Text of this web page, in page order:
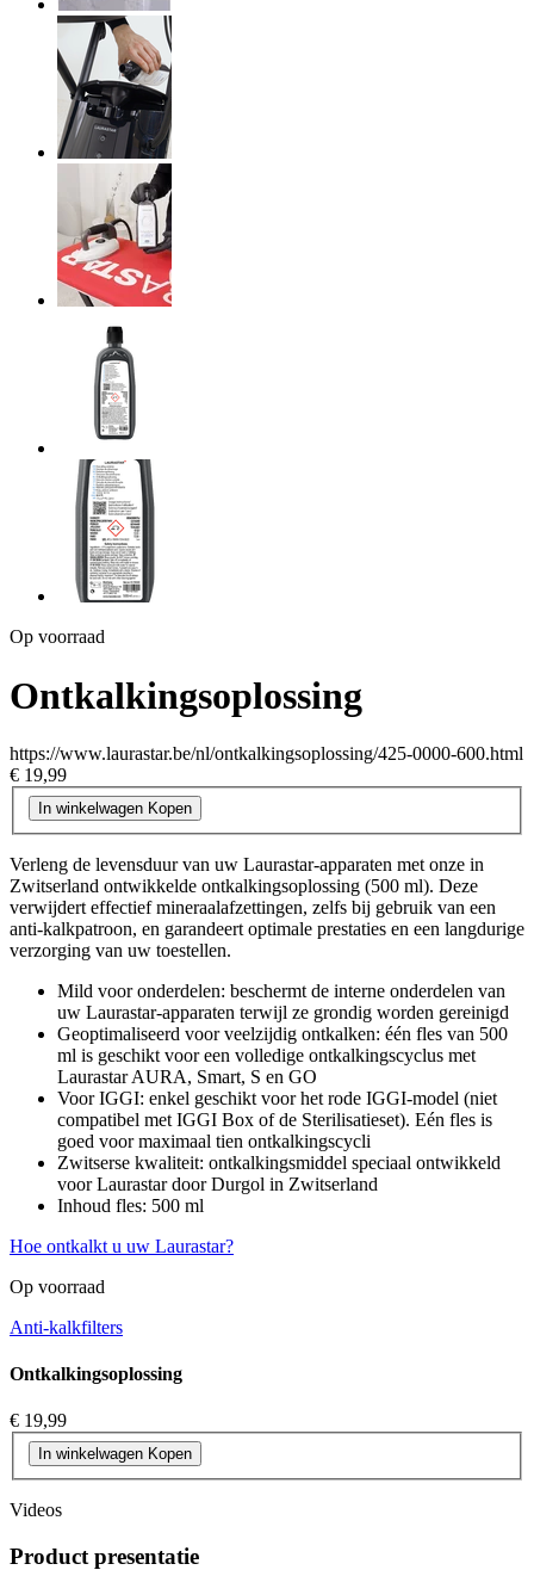
Op voorraad
Ontkalkingsoplossing
https://www.laurastar.be/nl/ontkalkingsoplossing/425-0000-600.html
€ 19,99
In winkelwagen Kopen
Verleng de levensduur van uw Laurastar-apparaten met onze in
Zwitserland ontwikkelde ontkalkingsoplossing (500 ml). Deze
verwijdert effectief mineraalafzettingen, zelfs bij gebruik van een
anti-kalkpatroon, en garandeert optimale prestaties en een langdurige
verzorging van uw toestellen.
Mild voor onderdelen: beschermt de interne onderdelen van
uw Laurastar-apparaten terwijl ze grondig worden gereinigd
Geoptimaliseerd voor veelzijdig ontkalken: één fles van 500
ml is geschikt voor een volledige ontkalkingscyclus met
Laurastar AURA, Smart, S en GO
Voor IGGI: enkel geschikt voor het rode IGGI-model (niet
compatibel met IGGI Box of de Sterilisatieset). Eén fles is
goed voor maximaal tien ontkalkingscycli
Zwitserse kwaliteit: ontkalkingsmiddel speciaal ontwikkeld
voor Laurastar door Durgol in Zwitserland
Inhoud fles: 500 ml
Hoe ontkalkt u uw Laurastar?
Op voorraad
Anti-kalkfilters
Ontkalkingsoplossing
€ 19,99
In winkelwagen Kopen
Videos
Product presentatie